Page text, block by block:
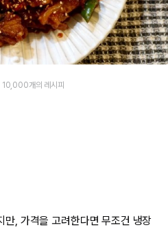
10,000개의 레시피
만, 가격을 고려한다면 무조건 냉장